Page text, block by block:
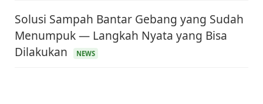
Solusi Sampah Bantar Gebang yang Sudah
Menumpuk — Langkah Nyata yang Bisa
Dilakukan
NEWS